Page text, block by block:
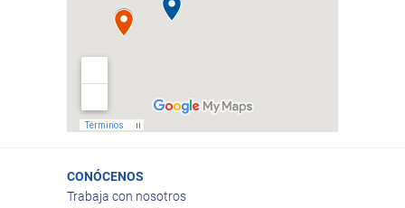
CONÓCENOS
Trabaja con nosotros